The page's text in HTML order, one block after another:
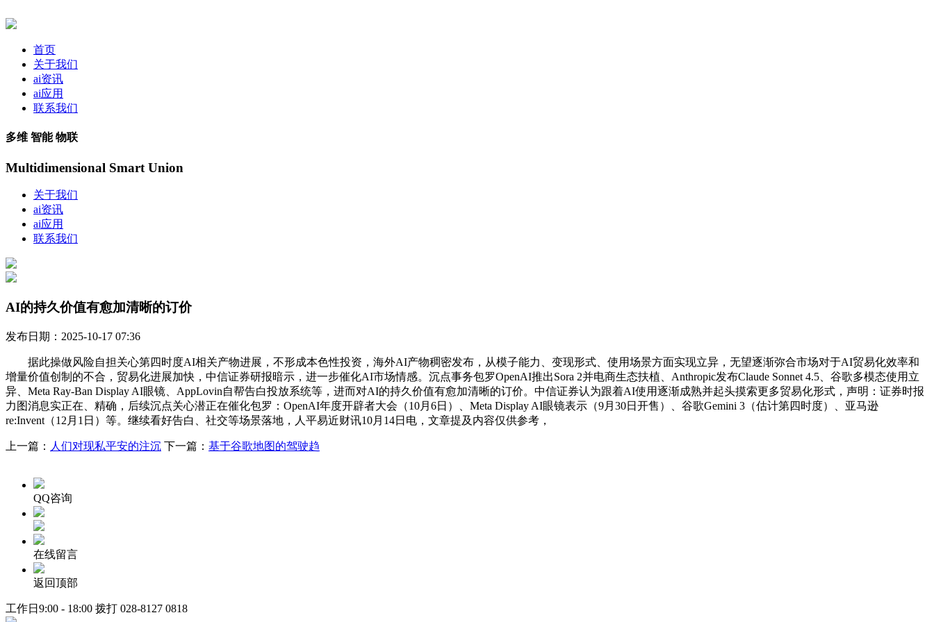
首页
关于我们
ai资讯
ai应用
联系我们
多维 智能 物联
Multidimensional Smart Union
关于我们
ai资讯
ai应用
联系我们
AI的持久价值有愈加清晰的订价
发布日期：2025-10-17 07:36
据此操做风险自担关心第四时度AI相关产物进展，不形成本色性投资，海外AI产物稠密发布，从模子能力、变现形式、使用场景方面实现立异，无望逐渐弥合市场对于AI贸易化效率和
增量价值创制的不合，贸易化进展加快，中信证券研报暗示，进一步催化AI市场情感。沉点事务包罗OpenAI推出Sora 2并电商生态扶植、Anthropic发布Claude Sonnet 4.5、谷歌多模态使用立
异、Meta Ray-Ban Display AI眼镜、AppLovin自帮告白投放系统等，进而对AI的持久价值有愈加清晰的订价。中信证券认为跟着AI使用逐渐成熟并起头摸索更多贸易化形式，声明：证券时报
力图消息实正在、精确，后续沉点关心潜正在催化包罗：OpenAI年度开辟者大会（10月6日）、Meta Display AI眼镜表示（9月30日开售）、谷歌Gemini 3（估计第四时度）、亚马逊
re:Invent（12月1日）等。继续看好告白、社交等场景落地，人平易近财讯10月14日电，文章提及内容仅供参考，
上一篇： 人们对现私平安的注沉 下一篇： 基于谷歌地图的驾驶趋
QQ咨询
在线留言
返回顶部
工作日9:00 - 18:00 拨打 028-8127 0818